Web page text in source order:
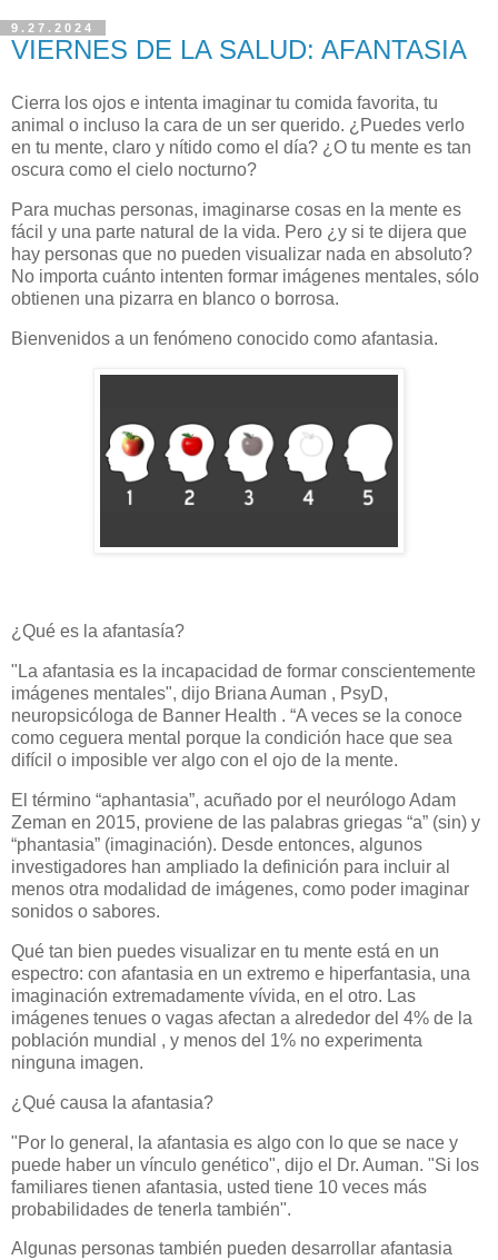
9.27.2024
VIERNES DE LA SALUD: AFANTASIA
Cierra los ojos e intenta imaginar tu comida favorita, tu
animal o incluso la cara de un ser querido. ¿Puedes verlo
en tu mente, claro y nítido como el día? ¿O tu mente es tan
oscura como el cielo nocturno?
Para muchas personas, imaginarse cosas en la mente es
fácil y una parte natural de la vida. Pero ¿y si te dijera que
hay personas que no pueden visualizar nada en absoluto?
No importa cuánto intenten formar imágenes mentales, sólo
obtienen una pizarra en blanco o borrosa.
Bienvenidos a un fenómeno conocido como afantasia.
¿Qué es la afantasía?
"La afantasia es la incapacidad de formar conscientemente
imágenes mentales", dijo Briana Auman , PsyD,
neuropsicóloga de Banner Health . “A veces se la conoce
como ceguera mental porque la condición hace que sea
difícil o imposible ver algo con el ojo de la mente.
El término “aphantasia”, acuñado por el neurólogo Adam
Zeman en 2015, proviene de las palabras griegas “a” (sin) y
“phantasia” (imaginación). Desde entonces, algunos
investigadores han ampliado la definición para incluir al
menos otra modalidad de imágenes, como poder imaginar
sonidos o sabores.
Qué tan bien puedes visualizar en tu mente está en un
espectro: con afantasia en un extremo e hiperfantasia, una
imaginación extremadamente vívida, en el otro. Las
imágenes tenues o vagas afectan a alrededor del 4% de la
población mundial , y menos del 1% no experimenta
ninguna imagen.
¿Qué causa la afantasia?
"Por lo general, la afantasia es algo con lo que se nace y
puede haber un vínculo genético", dijo el Dr. Auman. "Si los
familiares tienen afantasia, usted tiene 10 veces más
probabilidades de tenerla también".
Algunas personas también pueden desarrollar afantasia